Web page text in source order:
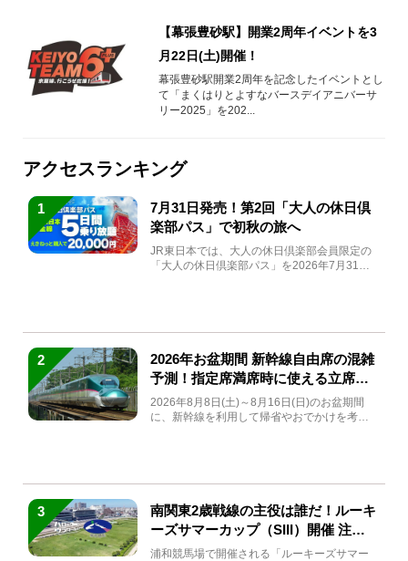
【幕張豊砂駅】開業2周年イベントを3
月22日(土)開催！
幕張豊砂駅開業2周年を記念したイベントとし
て「まくはりとよすなバースデイアニバーサ
リー2025」を202...
アクセスランキング
1
7月31日発売！第2回「大人の休日倶
楽部パス」で初秋の旅へ
JR東日本では、大人の休日倶楽部会員限定の
「大人の休日倶楽部パス」を2026年7月31日
2
2026年お盆期間 新幹線自由席の混雑
予測！指定席満席時に使える立席特
急券も解説
2026年8月8日(土)～8月16日(日)のお盆期間
に、新幹線を利用して帰省やおでかけを考え
3
南関東2歳戦線の主役は誰だ！ルーキ
ーズサマーカップ（SIII）開催 注目
馬と見どころをチェック
浦和競馬場で開催される「ルーキーズサマー